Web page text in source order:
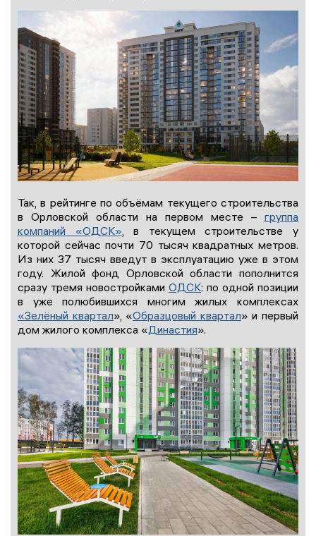
Так, в рейтинге по объёмам текущего строительства
в Орловской области на первом месте – группа
компаний «ОДСК», в текущем строительстве у
которой сейчас почти 70 тысяч квадратных метров.
Из них 37 тысяч введут в эксплуатацию уже в этом
году. Жилой фонд Орловской области пополнится
сразу тремя новостройками ОДСК: по одной позиции
в уже полюбившихся многим жилых комплексах
«Зелёный квартал», «Образцовый квартал» и первый
дом жилого комплекса «Династия».